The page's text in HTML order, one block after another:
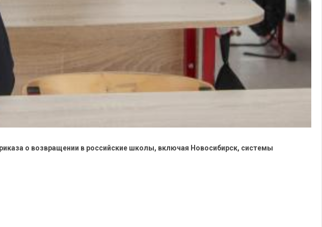
о возвращении в российские школы, включая Новосибирск, системы